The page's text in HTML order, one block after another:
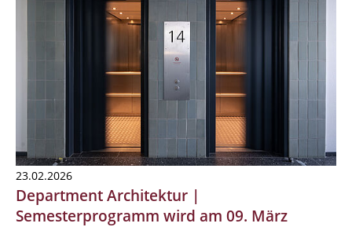
23.02.2026
Department Architektur |
Semesterprogramm wird am 09. März